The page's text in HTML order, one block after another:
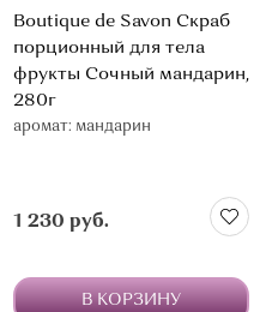
Boutique de Savon Скраб
порционный для тела
фрукты Сочный мандарин,
280г
аромат: мандарин
1 230 руб.
В КОРЗИНУ